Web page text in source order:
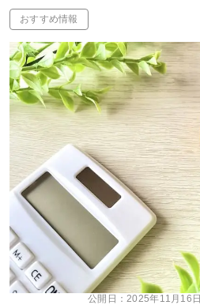
おすすめ情報
公開日：2025年11月16日